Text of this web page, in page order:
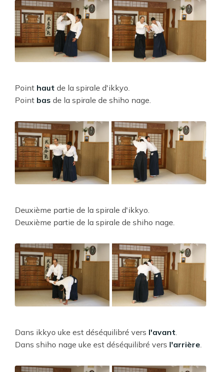
Point haut de la spirale d'ikkyo.
Point bas de la spirale de shiho nage.
Deuxième partie de la spirale d'ikkyo.
Deuxième partie de la spirale de shiho nage.
Dans ikkyo uke est déséquilibré vers l'avant
Dans shiho nage uke est déséquilibré vers l'arrière